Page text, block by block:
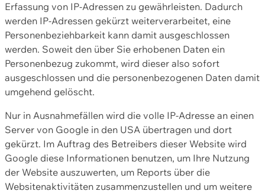
Erfassung von IP-Adressen zu gewährleisten. Dadurch
werden IP-Adressen gekürzt weiterverarbeitet, eine
Personenbeziehbarkeit kann damit ausgeschlossen
werden. Soweit den über Sie erhobenen Daten ein
Personenbezug zukommt, wird dieser also sofort
ausgeschlossen und die personenbezogenen Daten damit
umgehend gelöscht.
Nur in Ausnahmefällen wird die volle IP-Adresse an einen
Server von Google in den USA übertragen und dort
gekürzt. Im Auftrag des Betreibers dieser Website wird
Google diese Informationen benutzen, um Ihre Nutzung
der Website auszuwerten, um Reports über die
Websitenaktivitäten zusammenzustellen und um weitere